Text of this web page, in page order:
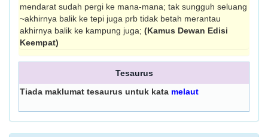
mendarat sudah pergi ke mana-mana; tak sungguh seluang
~akhirnya balik ke tepi juga prb tidak betah merantau
akhirnya balik ke kampung juga; (Kamus Dewan Edisi
Keempat)
Tesaurus
Tiada maklumat tesaurus untuk kata melaut